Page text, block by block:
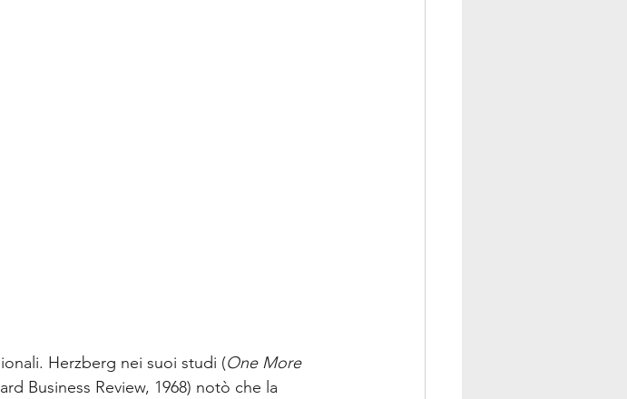
Herzberg nei suoi studi (One More
Business Review, 1968) notò che la